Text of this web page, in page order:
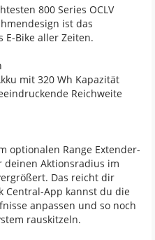
800 Series OCLV
ist das
E-Bike aller Zeiten.
mit 320 Wh Kapazität
Reichweite
optionalen Range Extender-
deinen Aktionsradius im
Das reicht dir
Central-App kannst du die
anpassen und so noch
rauskitzeln.